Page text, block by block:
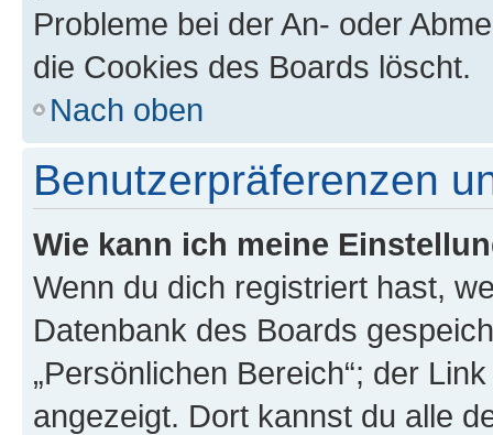
Probleme bei der An- oder
die Cookies des Boards löscht.
Nach oben
Benutzerpräferenzen
Wie kann ich meine
Wenn du dich registriert hast,
Datenbank des Boards
„Persönlichen Bereich“; der
angezeigt. Dort kannst du alle